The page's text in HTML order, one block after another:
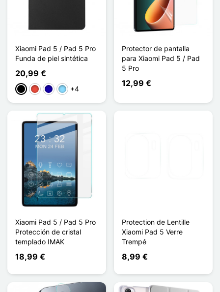
Xiaomi Pad 5 / Pad 5 Pro
Funda de piel sintética
20,99 €
NegroRojoAzul oscuro
Azul claro
+4
Protector de pantalla
para Xiaomi Pad 5 / Pad
5 Pro
12,99 €
Xiaomi Pad 5 / Pad 5 Pro
Protección de cristal
templado IMAK
18,99 €
Protection de Lentille
Xiaomi Pad 5 Verre
Trempé
8,99 €